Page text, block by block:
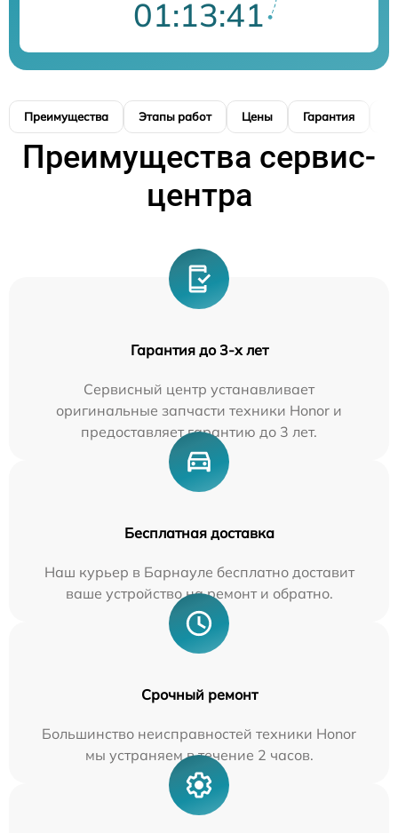
01:13:39
Преимущества Этапы работ Цены Гарантия
Преимущества сервис-
центра
Гарантия до 3-х лет
Сервисный центр устанавливает
оригинальные запчасти техники Honor и
предоставляет гарантию до 3 лет.
Бесплатная доставка
Наш курьер в Барнауле бесплатно доставит
ваше устройство на ремонт и обратно.
Срочный ремонт
Большинство неисправностей техники Honor
мы устраняем в течение 2 часов.